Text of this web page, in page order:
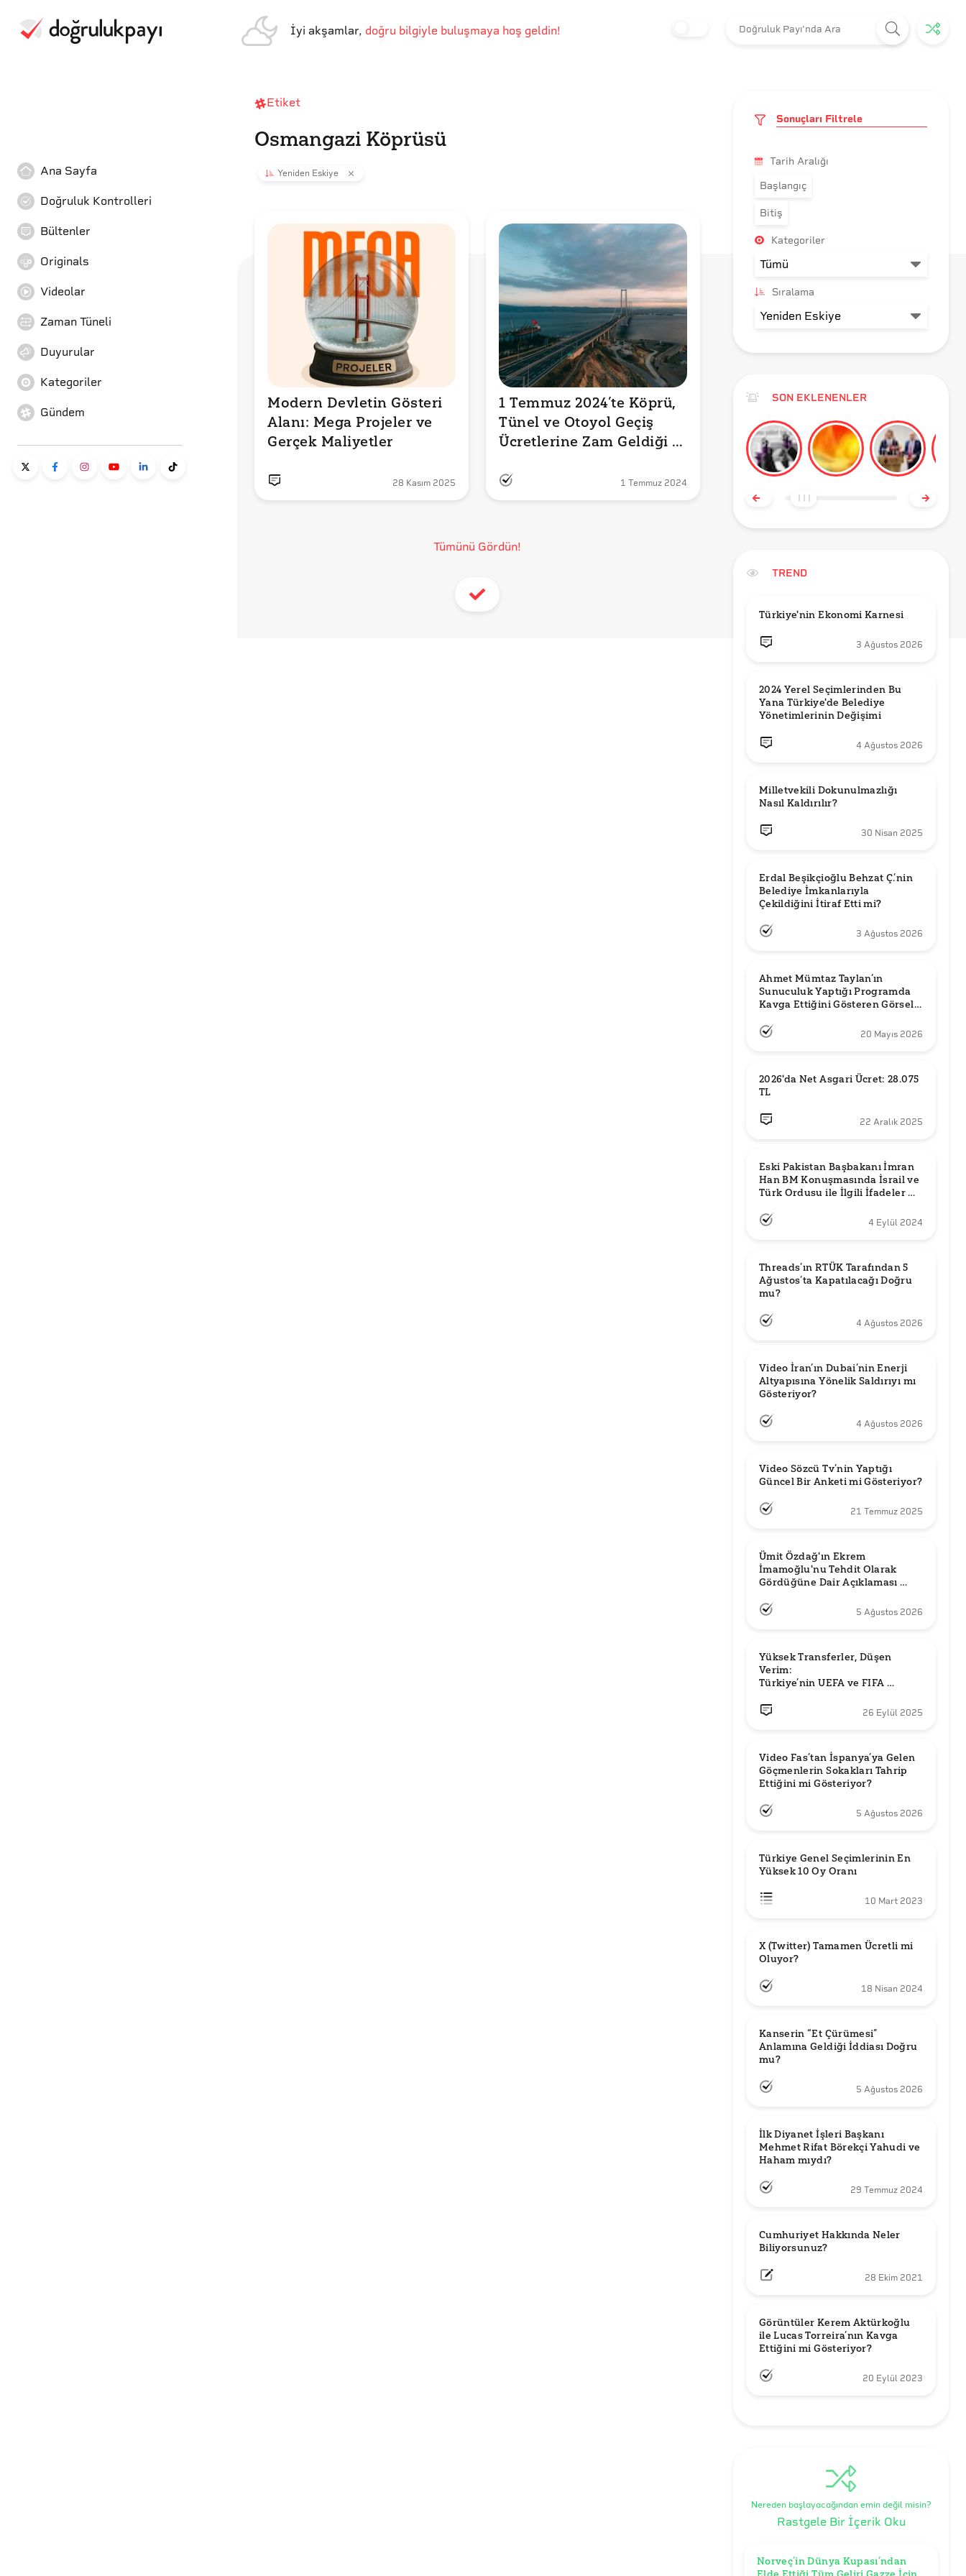
İyi akşamlar, doğru bilgiyle buluşmaya hoş geldin!
Ana Sayfa
Doğruluk Kontrolleri
Bültenler
Originals
Videolar
Zaman Tüneli
Duyurular
Kategoriler
Gündem
Etiket
Osmangazi Köprüsü
Yeniden Eskiye
Modern Devletin Gösteri
Alanı: Mega Projeler ve
Gerçek Maliyetler
28 Kasım 2025
1 Temmuz 2024’te Köprü,
Tünel ve Otoyol Geçiş
Ücretlerine Zam Geldiği
1 Temmuz 2024
Tümünü Gördün!
Sonuçları Filtrele
Tarih Aralığı
Başlangıç
Bitiş
Kategoriler
Sıralama
SON EKLENENLER
TREND
Türkiye'nin Ekonomi Karnesi
3 Ağustos 2026
2024 Yerel Seçimlerinden Bu
Yana Türkiye'de Belediye
Yönetimlerinin Değişimi
4 Ağustos 2026
Milletvekili Dokunulmazlığı
Nasıl Kaldırılır?
30 Nisan 2025
Erdal Beşikçioğlu Behzat Ç.’nin
Belediye İmkanlarıyla
3 Ağustos 2026
Ahmet Mümtaz Taylan’ın
Sunuculuk Yaptığı Programda
Kavga Ettiğini Gösteren Görsel
20 Mayıs 2026
2026'da Net Asgari Ücret: 28.075
TL
22 Aralık 2025
Eski Pakistan Başbakanı İmran
Han BM Konuşmasında İsrail ve
Türk Ordusu ile İlgili İfadeler mi
4 Eylül 2024
Threads’ın RTÜK Tarafından 5
Ağustos’ta Kapatılacağı Doğru
mu?
4 Ağustos 2026
Video İran’ın Dubai’nin Enerji
Altyapısına Yönelik Saldırıyı mı
Gösteriyor?
4 Ağustos 2026
Video Sözcü Tv’nin Yaptığı
Güncel Bir Anketi mi Gösteriyor?
21 Temmuz 2025
Ümit Özdağ'ın Ekrem
İmamoğlu'nu Tehdit Olarak
Gördüğüne Dair Açıklaması
5 Ağustos 2026
Yüksek Transferler, Düşen
Verim:
Türkiye’nin UEFA ve FIFA
26 Eylül 2025
Video Fas’tan İspanya’ya Gelen
Göçmenlerin Sokakları Tahrip
Ettiğini mi Gösteriyor?
5 Ağustos 2026
Türkiye Genel Seçimlerinin En
Yüksek 10 Oy Oranı
10 Mart 2023
X (Twitter) Tamamen Ücretli mi
Oluyor?
18 Nisan 2024
Kanserin “Et Çürümesi”
Anlamına Geldiği İddiası Doğru
mu?
5 Ağustos 2026
İlk Diyanet İşleri Başkanı
Mehmet Rifat Börekçi Yahudi ve
Haham mıydı?
29 Temmuz 2024
Cumhuriyet Hakkında Neler
Biliyorsunuz?
28 Ekim 2021
Görüntüler Kerem Aktürkoğlu
ile Lucas Torreira’nın Kavga
Ettiğini mi Gösteriyor?
20 Eylül 2023
Nereden başlayacağından emin değil misin?
Rastgele Bir İçerik Oku
Norveç’in Dünya Kupası’ndan